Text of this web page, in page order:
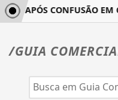
APÓS CONFUSÃO EM
/GUIA